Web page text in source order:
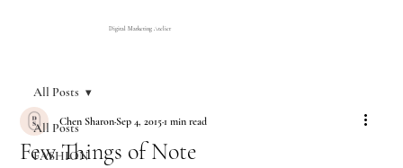
Digital Marketing Atelier
All Posts
FASHION
All Posts
Few Things of Note
Chen SharonSep 4, 20151 min read